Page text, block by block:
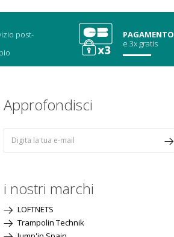
post-
PAGAMENTO
e 3x gratis
Approfondisci
i nostri marchi
LOFTNETS
Trampolin Technik